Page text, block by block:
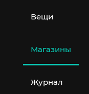
содержимому
Вещи
Магазины
Журнал